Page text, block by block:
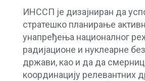
ИНССП је дизајниран да
стратешко планирање
унапређења националног
радијационе и нуклеарне
држави, као и да да
координацију релевантних